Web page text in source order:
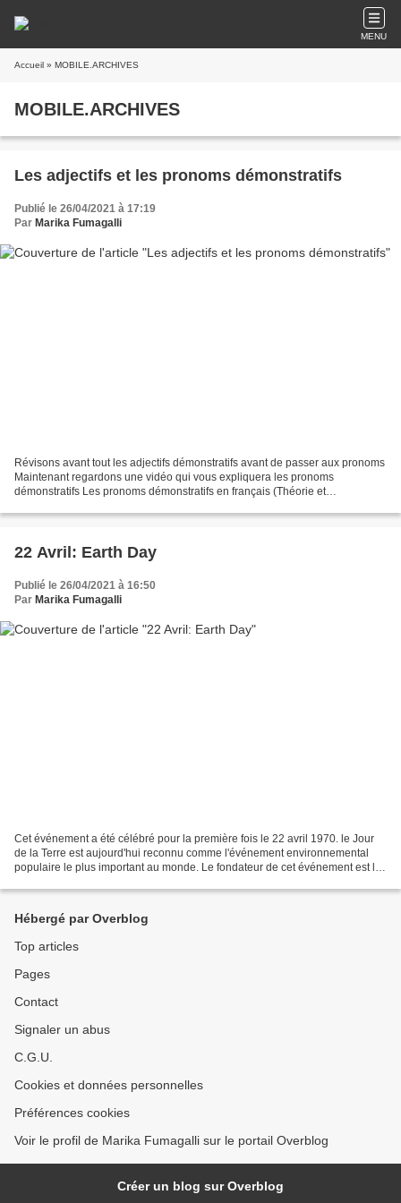
MENU
Accueil » MOBILE.ARCHIVES
MOBILE.ARCHIVES
Les adjectifs et les pronoms démonstratifs
Publié le 26/04/2021 à 17:19
Par Marika Fumagalli
Révisons avant tout les adjectifs démonstratifs avant de passer aux pronoms
Maintenant regardons une vidéo qui vous expliquera les pronoms
démonstratifs Les pronoms démonstratifs en français (Théorie et
22 Avril: Earth Day
Publié le 26/04/2021 à 16:50
Par Marika Fumagalli
Cet événement a été célébré pour la première fois le 22 avril 1970. le Jour
de la Terre est aujourd'hui reconnu comme l'événement environnemental
populaire le plus important au monde. Le fondateur de cet événement est le
Hébergé par Overblog
Top articles
Pages
Contact
Signaler un abus
C.G.U.
Cookies et données personnelles
Préférences cookies
Voir le profil de Marika Fumagalli sur le portail Overblog
Créer un blog sur Overblog